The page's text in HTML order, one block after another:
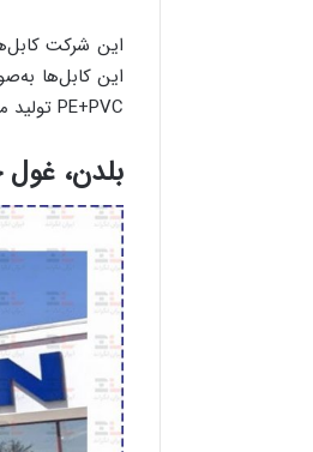
این شرکت
PE+PVC تولید می‌کنه.
بلدن،